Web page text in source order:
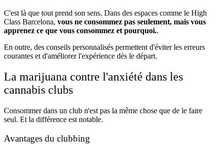
C'est là que tout prend son sens. Dans des espaces comme le High
Class Barcelona, vous ne consommez pas seulement, mais vous
apprenez ce que vous consommez et pourquoi..
En outre, des conseils personnalisés permettent d'éviter les erreurs
courantes et d'améliorer l'expérience dès le départ.
La marijuana contre l'anxiété dans les
cannabis clubs
Consommer dans un club n'est pas la même chose que de le faire
seul. Et la différence est notable.
Avantages du clubbing